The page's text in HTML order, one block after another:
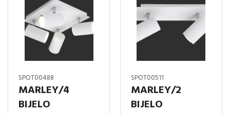
SPOT00488
MARLEY/4
BIJELO
SPOT00511
MARLEY/2
BIJELO